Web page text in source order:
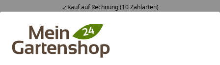
Kauf auf Rechnung (10 Zahlarten)
Alle Produkte
Mein Konto
Suchen